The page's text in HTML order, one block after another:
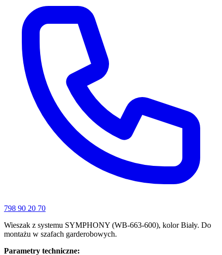
798 90 20 70
Wieszak z systemu SYMPHONY (WB-663-600), kolor Biały. Do
montażu w szafach garderobowych.
Parametry techniczne: